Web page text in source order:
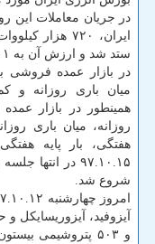
در جریان معاملات این
ایران، ۷۲۰
ستد شد و ارزش آن به ۱ میلیارد و ۷۲۸ میلیون ریال رسید.
در بازار عمده فروشی
همینطور در بازار عمده
هفتگی، بار پایه
۹۷.۱۰.۱۵ در
شروع شد.
امروز چهارشنبه ۹۷.۱۰.۱۲ كالاهای حلال ۵۰۳ پالایش
آیزوفید، آیزوریسایكل و حلال ۴۰۴
و ۵۰۳ پتروشیمی بیستون، سی اس او پالایش